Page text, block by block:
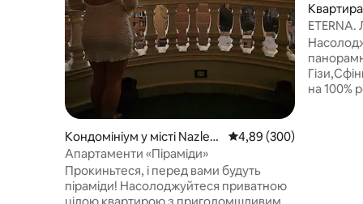
Кондомініум у місті Nazlet
El-Semman
Середня оцінка: 4,89 з
4,89 (300)
Апартаменти «Піраміди»
Прокиньтеся, і перед вами будуть
піраміди! Насолоджуйтеся приватною
Квартира
на 100%